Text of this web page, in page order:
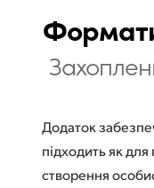
Singapore
Spain
Sweden
Додаток
підходить як для
створення